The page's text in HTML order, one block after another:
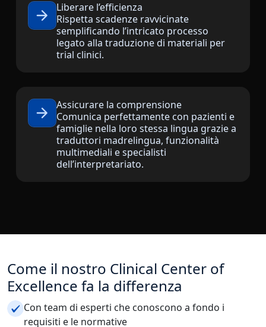
Legale
Tutti i settori
Liberare l’efficienza
Rispetta scadenze ravvicinate
semplificando l’intricato processo
legato alla traduzione di materiali per
trial clinici.
Assicurare la comprensione
Comunica perfettamente con pazienti e
famiglie nella loro stessa lingua grazie a
traduttori madrelingua, funzionalità
multimediali e specialisti
dell’interpretariato.
Come il nostro Clinical Center of
Excellence fa la differenza
Con team di esperti che conoscono a fondo i
requisiti e le normative